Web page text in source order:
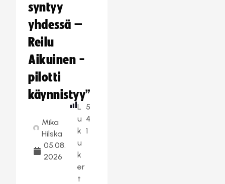
syntyy
yhdessä –
Reilu
Aikuinen -
pilotti
käynnistyy”
Mika
Hilska
05.08.
2026
L
u
k
u
k
er
t
5
4
1